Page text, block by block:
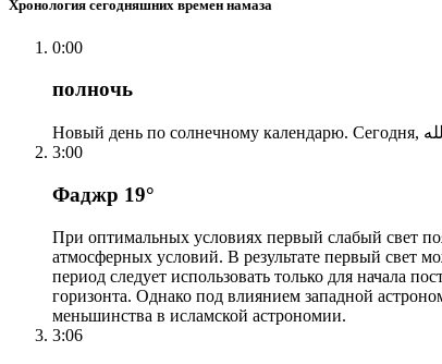
Хронология сегодняшних времен намаза
0:00
полночь
3:00
Фаджр 19°
При оптимальных условиях первый слабый свет
атмосферных условий. В результате первый свет
период следует использовать только для начала
горизонта. Однако под влиянием западной
меньшинства в исламской астрономии.
3:06